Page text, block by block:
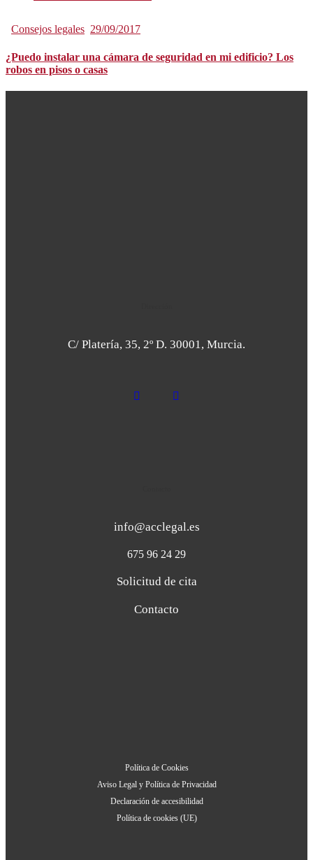
Consejos legales 29/09/2017
¿Puedo instalar una cámara de seguridad en mi edificio? Los
robos en pisos o casas
C/ Platería, 35, 2º D. 30001, Murcia.
info@acclegal.es
675 96 24 29
Solicitud de cita
Contacto
Política de Cookies
Aviso Legal y Política de Privacidad
Declaración de accesibilidad
Política de cookies (UE)